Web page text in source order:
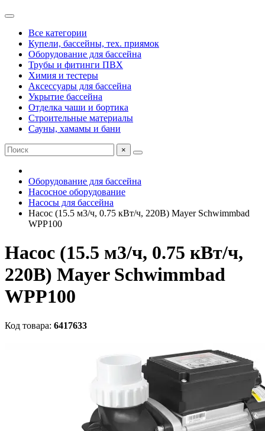
Все категории
Купели, бассейны, тех. приямок
Оборудование для бассейна
Трубы и фитинги ПВХ
Химия и тестеры
Аксессуары для бассейна
Укрытие бассейна
Отделка чаши и бортика
Строительные материалы
Сауны, хамамы и бани
×
Оборудование для бассейна
Насосное оборудование
Насосы для бассейна
Насос (15.5 м3/ч, 0.75 кВт/ч, 220В) Mayer Schwimmbad
WPP100
Насос (15.5 м3/ч, 0.75 кВт/ч,
220В) Mayer Schwimmbad
WPP100
Код товара: 6417633